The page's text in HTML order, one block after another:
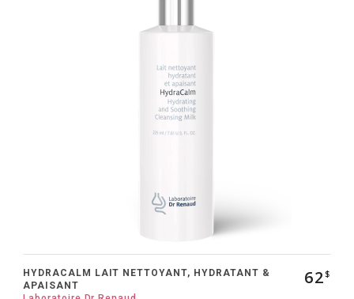
HYDRACALM LAIT NETTOYANT, HYDRATANT &
APAISANT
62$